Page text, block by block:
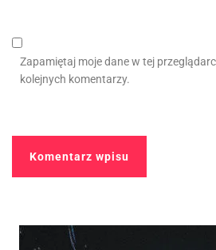
Zapamiętaj moje dane w tej
kolejnych komentarzy.